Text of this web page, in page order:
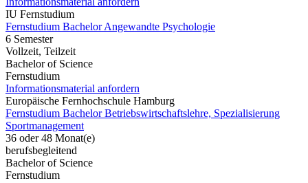
IU Fernstudium
Fernstudium Bachelor Angewandte Psychologie
6 Semester
Vollzeit, Teilzeit
Bachelor of Science
Fernstudium
Informationsmaterial anfordern
Europäische Fernhochschule Hamburg
Fernstudium Bachelor Betriebswirtschaftslehre, Spezialisierung
Sportmanagement
36 oder 48 Monat(e)
berufsbegleitend
Bachelor of Science
Fernstudium